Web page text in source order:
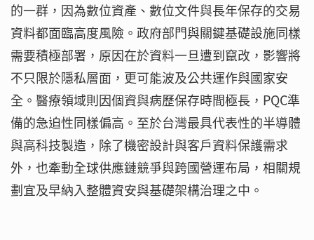
的一群，因為數位資產、數位文件與長年保存的交易
資料都面臨高度風險。政府部門與關鍵基礎設施同樣
需要積極部署，原因在於資料一旦遭到竄改，影響將
不只限於隱私層面，更可能波及公共運作與國家安
全。醫療領域則因個資與病歷保存時間極長，PQC準
備的急迫性同樣偏高。至於台灣最具代表性的半導體
與高科技製造，除了機密設計與客戶資料保護需求
外，也牽動全球供應鏈競爭與跨國營運布局，相關規
劃宜及早納入整體資安與基礎架構治理之中。